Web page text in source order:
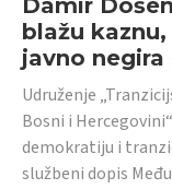
blažu
javno
Udruženje
Bosni i
demokratiju i
službeni dopis